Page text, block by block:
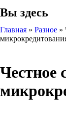
Вы здесь
Главная » Разное »
Честное